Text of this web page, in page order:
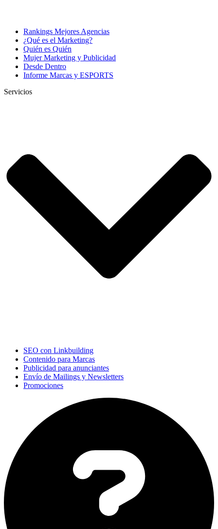
Rankings Mejores Agencias
¿Qué es el Marketing?
Quién es Quién
Mujer Marketing y Publicidad
Desde Dentro
Informe Marcas y ESPORTS
Servicios
SEO con Linkbuilding
Contenido para Marcas
Publicidad para anunciantes
Envío de Mailings y Newsletters
Promociones